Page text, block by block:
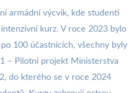
armádní výcvik, kde studenti
kurz. V roce 2023 bylo
100 účastnících, všechny byly
– Pilotní projekt Ministerstva
do kterého se v roce 2024